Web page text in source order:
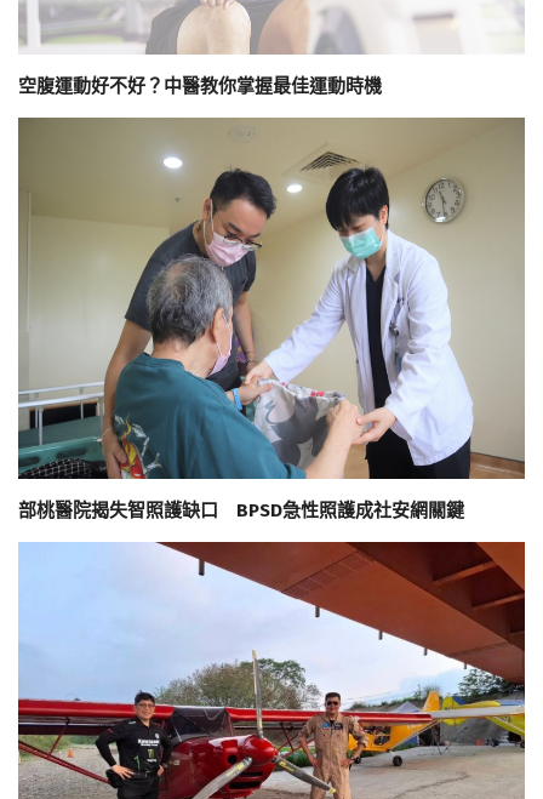
空腹運動好不好？中醫教你掌握最佳運動時機
部桃醫院揭失智照護缺口 BPSD急性照護成社安網關鍵